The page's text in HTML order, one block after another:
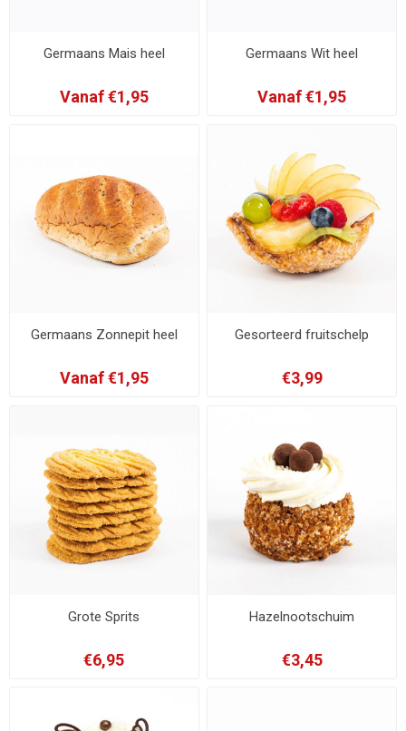
Germaans Mais heel
Vanaf €1,95
Germaans Wit heel
Vanaf €1,95
Germaans Zonnepit heel
Vanaf €1,95
Gesorteerd fruitschelp
€3,99
Grote Sprits
€6,95
Hazelnootschuim
€3,45